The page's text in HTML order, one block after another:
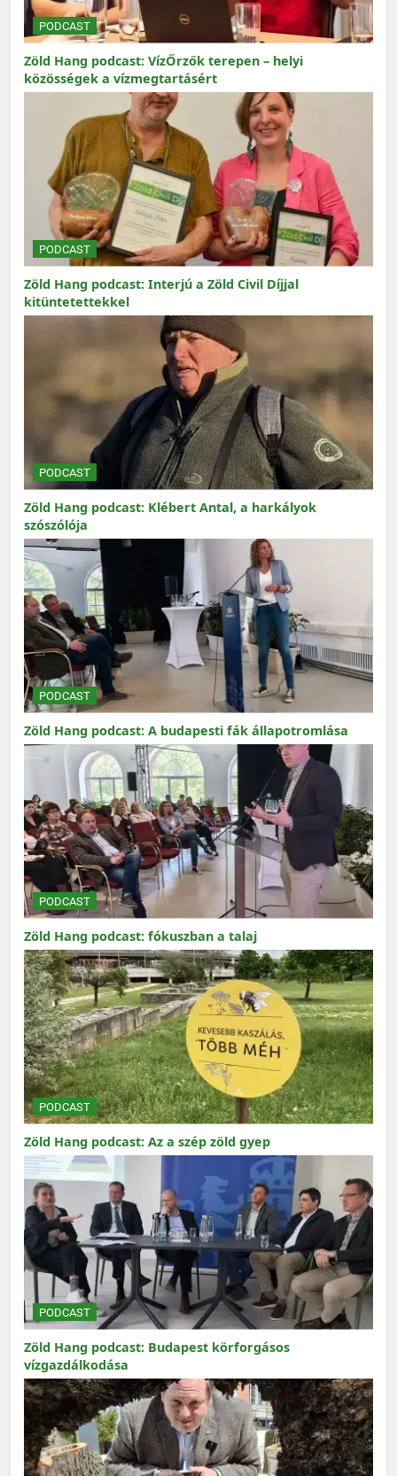
PODCAST
Zöld Hang podcast: VízŐrzők terepen – helyi
közösségek a vízmegtartásért
PODCAST
Zöld Hang podcast: Interjú a Zöld Civil Díjjal
kitüntetettekkel
PODCAST
Zöld Hang podcast: Klébert Antal, a harkályok
szószólója
PODCAST
Zöld Hang podcast: A budapesti fák állapotromlása
PODCAST
Zöld Hang podcast: fókuszban a talaj
PODCAST
Zöld Hang podcast: Az a szép zöld gyep
PODCAST
Zöld Hang podcast: Budapest körforgásos
vízgazdálkodása